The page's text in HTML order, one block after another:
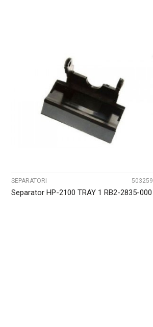
UPOREDI
SEPARATORI 503259
Separator HP-2100 TRAY 1 RB2-2835-000